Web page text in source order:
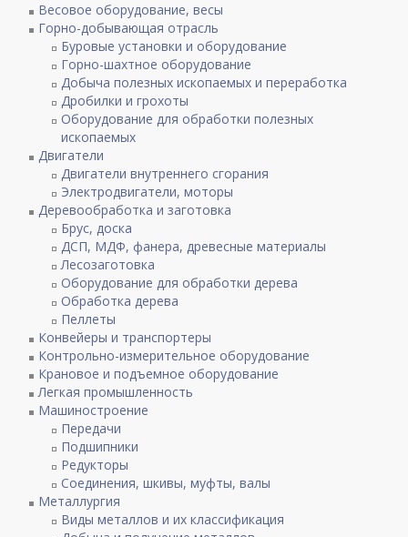
Весовое оборудование, весы
Горно-добывающая отрасль
Буровые установки и оборудование
Горно-шахтное оборудование
Добыча полезных ископаемых и переработка
Дробилки и грохоты
Оборудование для обработки полезных
ископаемых
Двигатели
Двигатели внутреннего сгорания
Электродвигатели, моторы
Деревообработка и заготовка
Брус, доска
ДСП, МДФ, фанера, древесные материалы
Лесозаготовка
Оборудование для обработки дерева
Обработка дерева
Пеллеты
Конвейеры и транспортеры
Контрольно-измерительное оборудование
Крановое и подъемное оборудование
Легкая промышленность
Машиностроение
Передачи
Подшипники
Редукторы
Соединения, шкивы, муфты, валы
Металлургия
Виды металлов и их классификация